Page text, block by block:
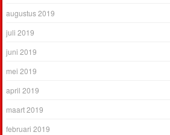
augustus 2019
juli 2019
juni 2019
mei 2019
april 2019
maart 2019
februari 2019